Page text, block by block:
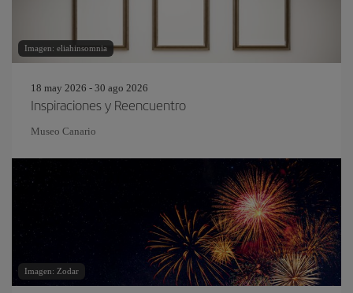
Imagen: eliahinsomnia
18 may 2026 - 30 ago 2026
Inspiraciones y Reencuentro
Museo Canario
Imagen: Zodar